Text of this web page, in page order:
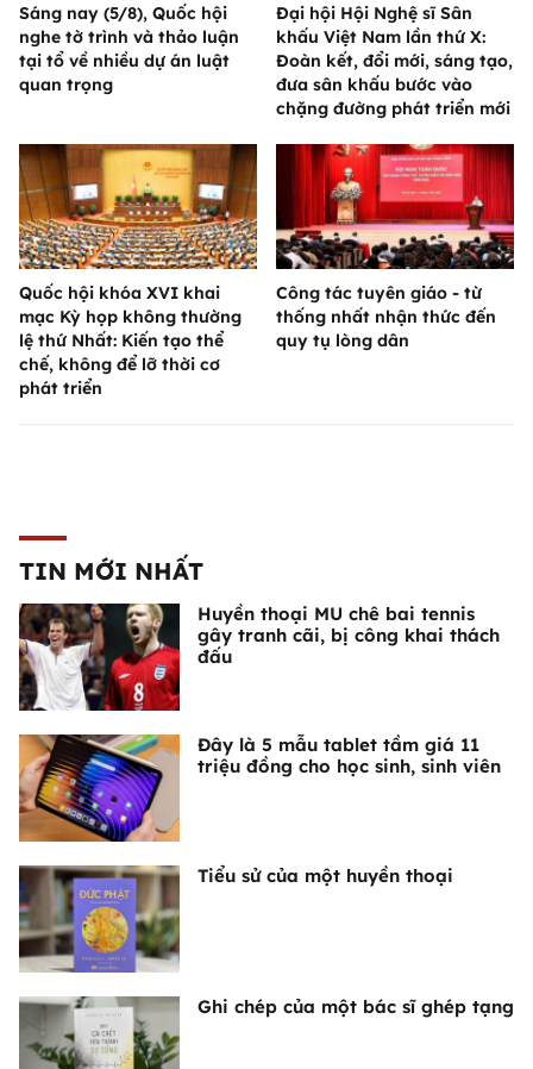
Sáng nay (5/8), Quốc hội
nghe tờ trình và thảo luận
tại tổ về nhiều dự án luật
quan trọng
Đại hội Hội Nghệ sĩ Sân
khấu Việt Nam lần thứ X:
Đoàn kết, đổi mới, sáng tạo,
đưa sân khấu bước vào
chặng đường phát triển mới
Quốc hội khóa XVI khai
mạc Kỳ họp không thường
lệ thứ Nhất: Kiến tạo thể
chế, không để lỡ thời cơ
phát triển
Công tác tuyên giáo - từ
thống nhất nhận thức đến
quy tụ lòng dân
TIN MỚI NHẤT
Huyền thoại MU chê bai tennis
gây tranh cãi, bị công khai thách
đấu
Đây là 5 mẫu tablet tầm giá 11
triệu đồng cho học sinh, sinh viên
Tiểu sử của một huyền thoại
Ghi chép của một bác sĩ ghép tạng